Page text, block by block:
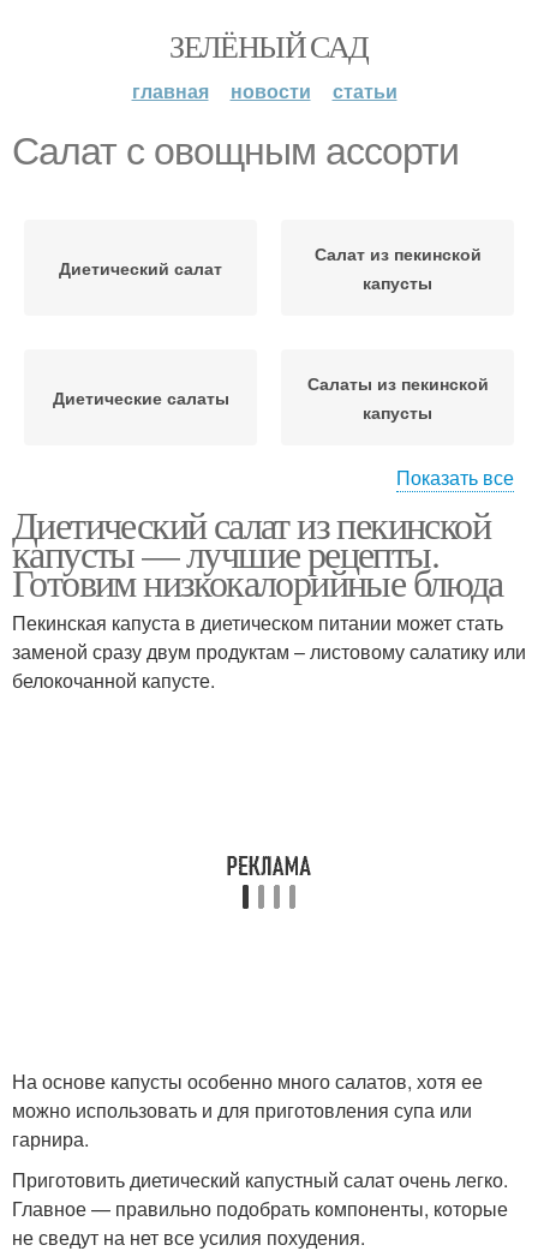
ЗЕЛЁНЫЙ САД
главная новости статьи
Салат с овощным ассорти
Диетический салат
Салат из пекинской
капусты
Диетические салаты
Салаты из пекинской
капусты
Салат с фенхелем Салат из курицы
Салат с крабовыми
палочками
Низкокалорийные
Показать все
Диетический салат из пекинской
капусты — лучшие рецепты.
Готовим низкокалорийные блюда
Пекинская капуста в диетическом питании может стать
заменой сразу двум продуктам – листовому салатику или
белокочанной капусте.
На основе капусты особенно много салатов, хотя ее
можно использовать и для приготовления супа или
гарнира.
Приготовить диетический капустный салат очень легко.
Главное — правильно подобрать компоненты, которые
не сведут на нет все усилия похудения.